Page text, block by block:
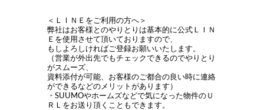
＜ＬＩＮＥをご利用の方へ＞
弊社はお客様とのやりとりは基本的に公式ＬＩＮ
Ｅを使用させて頂いておりますので、
もしよろしければご登録お願いいたします。
（営業が外出先でもチェックできるのでやりとり
がスムーズ、
資料添付が可能、お客様のご都合の良い時に連絡
ができるなどのメリットがあります）
・SUUMOやホームズなどで気になった物件のＵ
ＲＬをお送り頂くこともできます。